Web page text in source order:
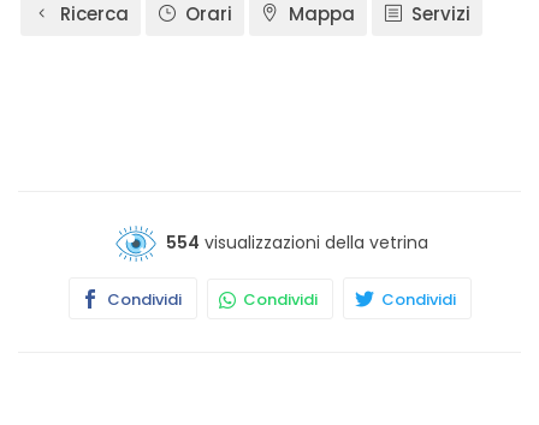
Ricerca Orari Mappa Servizi
554 visualizzazioni della vetrina
Condividi Condividi Condividi